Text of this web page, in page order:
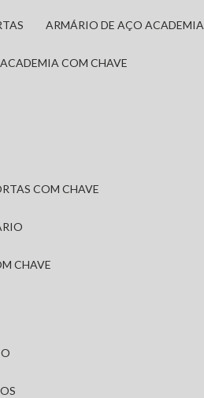
ARMÁRIO DE AÇO ACADEMIA
ACADEMIA COM CHAVE
COM CHAVE
CHAVE